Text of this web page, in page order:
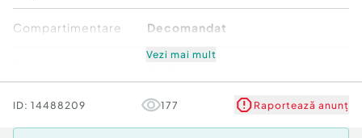
Compartimentare Decomandat
Comfort 1
Vezi mai mult
ID: 14488209 177 Raportează anunț